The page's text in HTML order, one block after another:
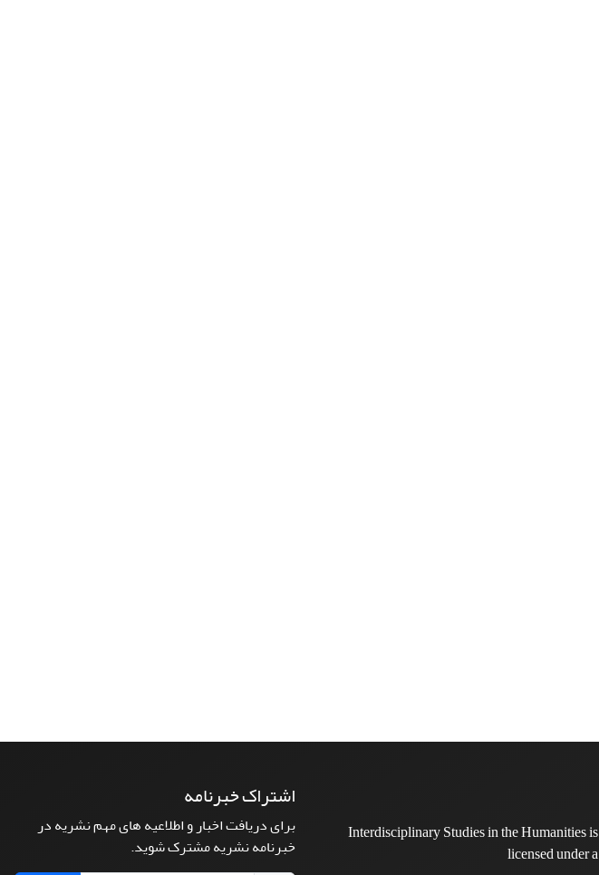
Interdisciplinary Studies in the Humanities is
licensed under a
اشتراک خبرنامه
برای دریافت اخبار و اطلاعیه های مهم نشریه در
خبرنامه نشریه مشترک شوید.